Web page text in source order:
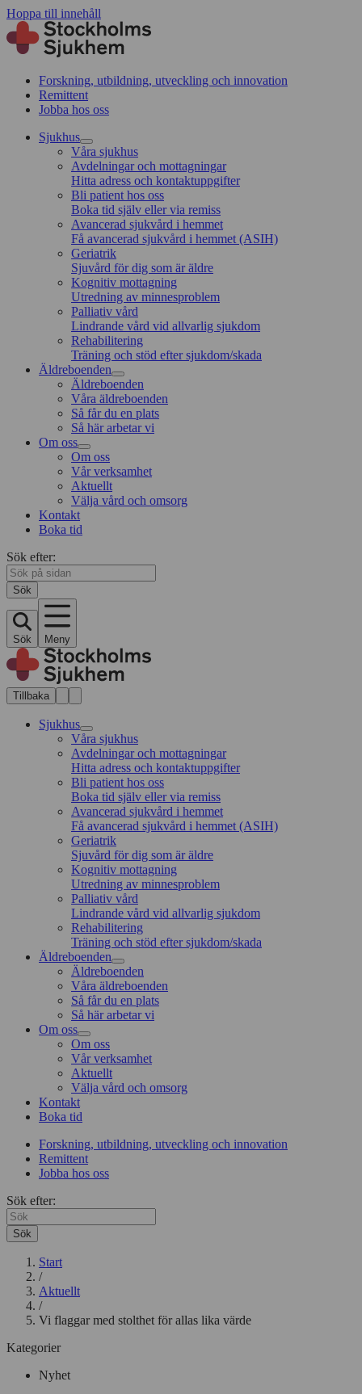
Hoppa till innehåll
Forskning, utbildning, utveckling och innovation
Remittent
Jobba hos oss
Sjukhus
Våra sjukhus
Avdelningar och mottagningar
Hitta adress och kontaktuppgifter
Bli patient hos oss
Boka tid själv eller via remiss
Avancerad sjukvård i hemmet
Få avancerad sjukvård i hemmet (ASIH)
Geriatrik
Sjuvård för dig som är äldre
Kognitiv mottagning
Utredning av minnesproblem
Palliativ vård
Lindrande vård vid allvarlig sjukdom
Rehabilitering
Träning och stöd efter sjukdom/skada
Äldreboenden
Äldreboenden
Våra äldreboenden
Så får du en plats
Så här arbetar vi
Om oss
Om oss
Vår verksamhet
Aktuellt
Välja vård och omsorg
Kontakt
Boka tid
Sök efter:
Sök
Sök Meny
Tillbaka
Sjukhus
Våra sjukhus
Avdelningar och mottagningar
Hitta adress och kontaktuppgifter
Bli patient hos oss
Boka tid själv eller via remiss
Avancerad sjukvård i hemmet
Få avancerad sjukvård i hemmet (ASIH)
Geriatrik
Sjuvård för dig som är äldre
Kognitiv mottagning
Utredning av minnesproblem
Palliativ vård
Lindrande vård vid allvarlig sjukdom
Rehabilitering
Träning och stöd efter sjukdom/skada
Äldreboenden
Äldreboenden
Våra äldreboenden
Så får du en plats
Så här arbetar vi
Om oss
Om oss
Vår verksamhet
Aktuellt
Välja vård och omsorg
Kontakt
Boka tid
Forskning, utbildning, utveckling och innovation
Remittent
Jobba hos oss
Sök efter:
Sök
Start
/
Aktuellt
/
Vi flaggar med stolthet för allas lika värde
Kategorier
Nyhet